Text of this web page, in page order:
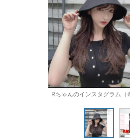
Rちゃんのインスタグラム（